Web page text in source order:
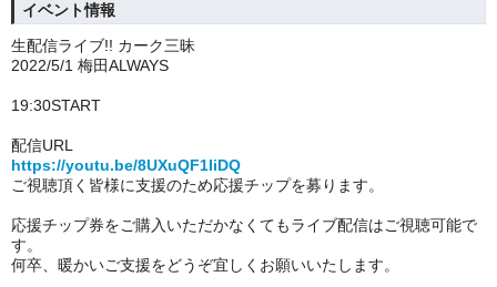
イベント情報
生配信ライブ!! カーク三昧
2022/5/1 梅田ALWAYS
19:30START
配信URL
https://youtu.be/8UXuQF1IiDQ
ご視聴頂く皆様に支援のため応援チップを募ります。
応援チップ券をご購入いただかなくてもライブ配信はご視聴可能で
す。
何卒、暖かいご支援をどうぞ宜しくお願いいたします。